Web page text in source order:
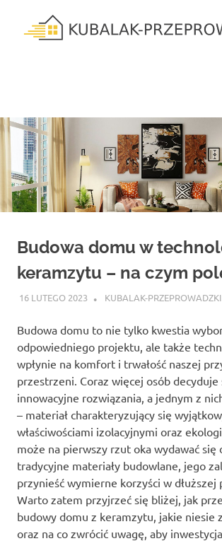
content
Budowa domu w
keramzytu – na czym
16 LUTEGO 2023 KUBALAK-
Budowa domu to nie tylko kwestia
odpowiedniego projektu, ale także
wpłynie na komfort i trwałość naszej
przestrzeni. Coraz więcej osób decyduje
innowacyjne rozwiązania, a jednym z
– materiał charakteryzujący się
właściwościami izolacyjnymi oraz
może na pierwszy rzut oka wydawać się
tradycyjne materiały budowlane, jego
przynieść wymierne korzyści w dłuższej
Warto zatem przyjrzeć się bliżej, jak
budowy domu z keramzytu, jakie niesie
oraz na co zwrócić uwagę, aby